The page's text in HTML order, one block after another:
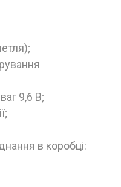
9,6 В;
в коробці: